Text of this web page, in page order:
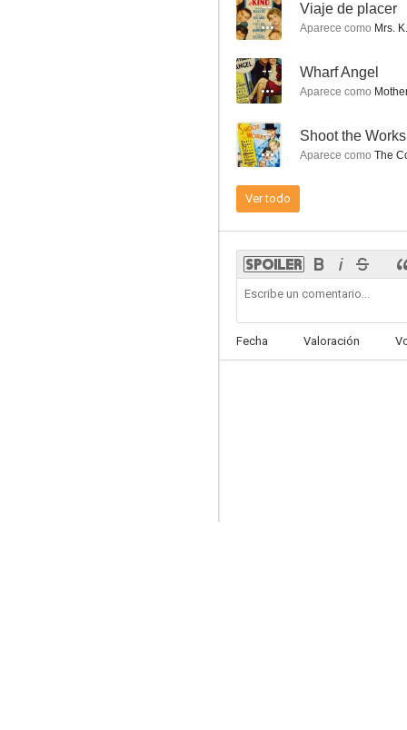
Peligrosa
Viaje de placer
--
-- Viaje de placer
Aparece como Mrs.
-- Wharf Angel
Aparece como
-- Shoot the Works
Aparece como The
Ver todo
Fecha Valoración